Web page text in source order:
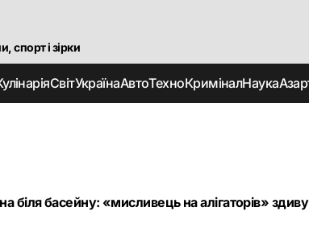
спорт і зірки
СвітУкраїнаАвтоТехноКриміналНаука
біля басейну: «мисливець на алігаторів»